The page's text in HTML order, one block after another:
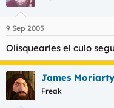
9 Sep 2005
Olisquearles el culo
James Moriarty
Freak